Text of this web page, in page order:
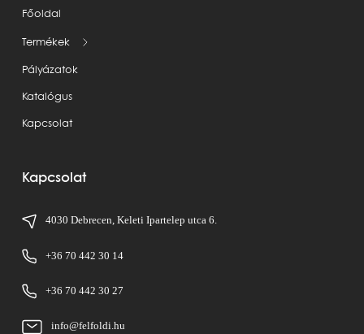
Főoldal
Termékek
Pályázatok
Katalógus
Kapcsolat
Kapcsolat
4030 Debrecen, Keleti Ipartelep utca 6.
+36 70 442 30 14
+36 70 442 30 27
info@felfoldi.hu